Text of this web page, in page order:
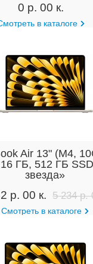
0 р. 00 к.
в каталоге
Air 13" (M4,
ГБ, 512 ГБ
звезда»
р. 00 к. 5 234 р.
Смотреть в каталоге